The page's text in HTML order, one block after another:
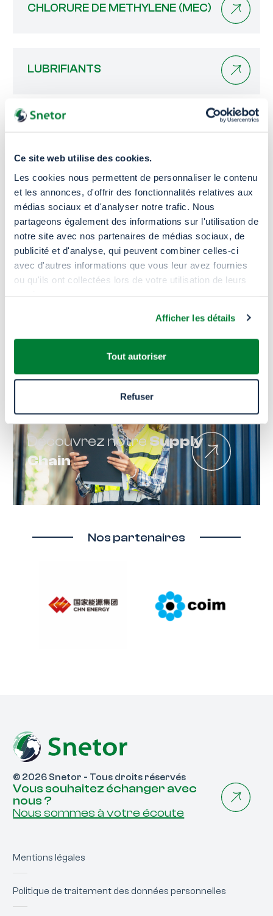
Ce site web utilise des cookies.
Les cookies nous permettent de personnaliser le contenu
et les annonces, d'offrir des fonctionnalités relatives aux
médias sociaux et d'analyser notre trafic. Nous
partageons également des informations sur l'utilisation de
notre site avec nos partenaires de médias sociaux, de
publicité et d'analyse, qui peuvent combiner celles-ci
avec d'autres informations que vous leur avez fournies
ou qu'ils ont collectées lors de votre utilisation de leurs
Afficher les détails
Tout autoriser
Refuser
CHLORURE DE METHYLENE (MEC)
LUBRIFIANTS
Pourquoinous choisir ?
Découvrez notreSupply
Chain
Nos partenaires
© 2026 Snetor - Tous droits réservés
Vous souhaitez échanger avec
nous ?
Nous sommes à votre écoute
Mentions légales
Politique de traitement des données personnelles